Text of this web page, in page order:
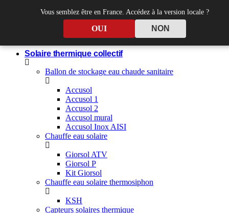
Solaire thermique collectif
Ballon de stockage eau chaude sanitaire
Accusol
Accusol 1
Accusol 2
Accusol mural
Accusol Inox AISI
Chauffe eau solaire
Giorsol ATV
Giorsol P
Kit Giorsol
Chauffe eau solaire thermosiphon
KSH
Capteurs solaires thermique
Vous semblez être en France. Accédez à la version locale ?
OUI NON